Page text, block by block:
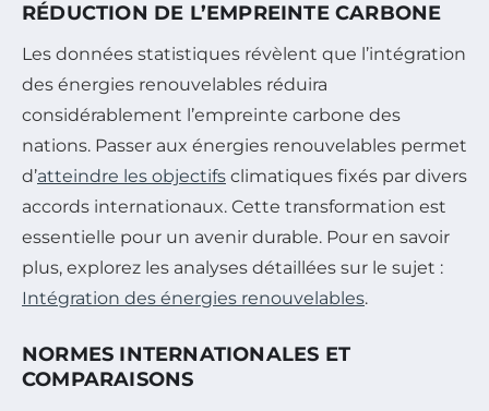
RÉDUCTION DE L’EMPREINTE CARBONE
Les données statistiques révèlent que l’intégration
des énergies renouvelables réduira
considérablement l’empreinte carbone des
nations. Passer aux énergies renouvelables permet
d’atteindre les objectifs climatiques fixés par divers
accords internationaux. Cette transformation est
essentielle pour un avenir durable. Pour en savoir
plus, explorez les analyses détaillées sur le sujet :
Intégration des énergies renouvelables.
NORMES INTERNATIONALES ET
COMPARAISONS